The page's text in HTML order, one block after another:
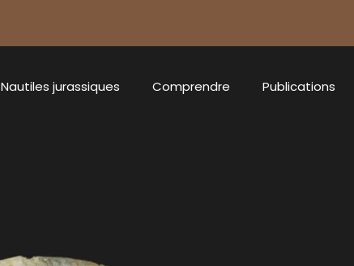
Nautiles jurassiques Comprendre Publications